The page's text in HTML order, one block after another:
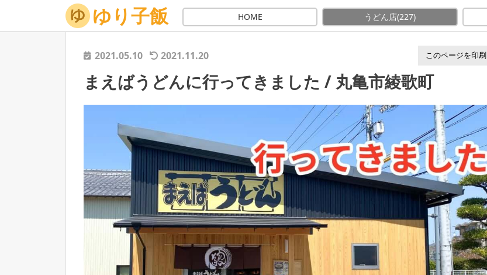
ゆり子飯 HOME うどん店(227)
ホーム 讃岐うどん うどん店 まえばうどんに行ってきました / 丸亀市綾歌町
2021.05.10 2021.11.20 このページを印刷
まえばうどんに行ってきました / 丸亀市綾歌町